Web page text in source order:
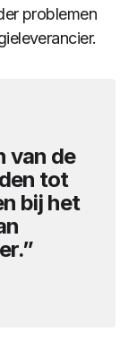
problemen
van de
tot
bij het